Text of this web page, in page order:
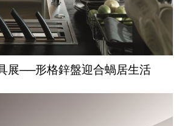
展──形格鋅盤迎合蝸居生活